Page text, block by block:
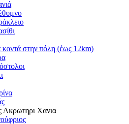
κοντά στην πόλη (έως 12km)
Ακρωτηρι Χανια